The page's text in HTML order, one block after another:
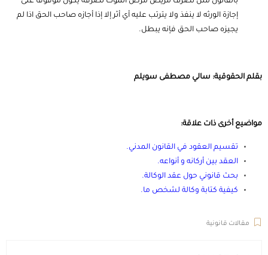
إجازة الورثه لا ينفذ ولا يترتب عليه أي أثر إلا إذا أجازه صاحب الحق اذا لم
يجيزه صاحب الحق فإنه يبطل.
بقلم الحقوقية: سالي مصطفى سويلم
مواضيع أخرى ذات علاقة:
تقسيم العقود في القانون المدني.
العقد بين أركانه و أنواعه.
بحث قانوني حول عقد الوكالة.
كيفية كتابة وكالة لشخص ما.
مقالات قانونية